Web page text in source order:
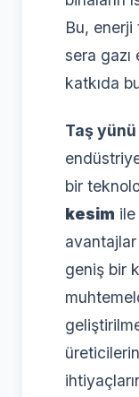
Bu,
sera gazı
katkıda
Taş
bir
kesim
geniş bir